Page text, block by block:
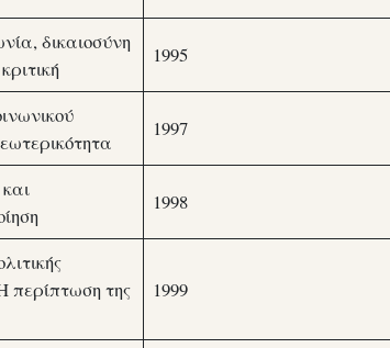
δικαιοσύνη
1995
1997
1998
περίπτωση της
1999